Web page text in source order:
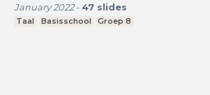
January 2022- 47 slides
Taal Basisschool Groep 8